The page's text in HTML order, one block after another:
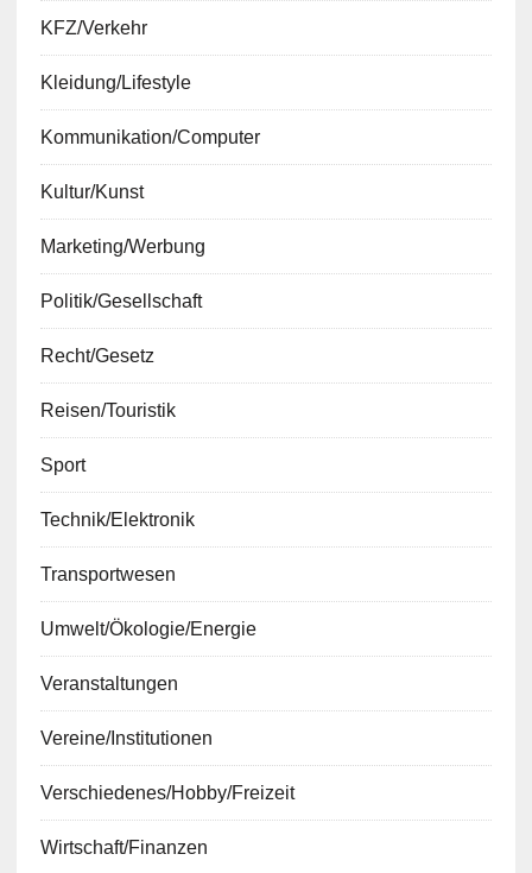
KFZ/Verkehr
Kleidung/Lifestyle
Kommunikation/Computer
Kultur/Kunst
Marketing/Werbung
Politik/Gesellschaft
Recht/Gesetz
Reisen/Touristik
Sport
Technik/Elektronik
Transportwesen
Umwelt/Ökologie/Energie
Veranstaltungen
Vereine/Institutionen
Verschiedenes/Hobby/Freizeit
Wirtschaft/Finanzen